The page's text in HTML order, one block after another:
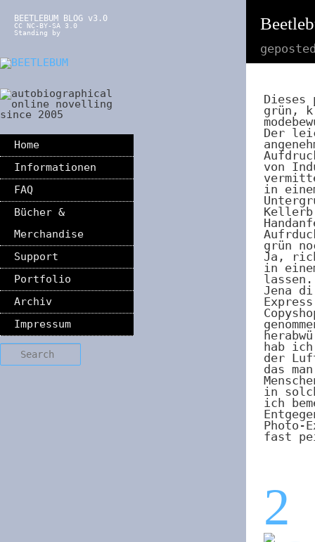
BEETLEBUM BLOG v3.0
CC NC-BY-SA 3.0
Standing by
Home
Informationen
FAQ
Bücher &
Merchandise
Support
Portfolio
Archiv
Impressum
Search
Dieses
grün,
Der
von
in
grün
Ja,
in
Jena
hab
der
das
in
ich
Photo-
fast
2